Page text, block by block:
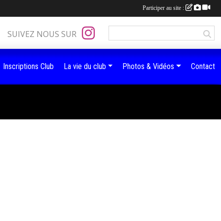
SUIVEZ NOUS SUR
Inscriptions Club La vie du club Photos & Vidéos Contact
Participer au site :